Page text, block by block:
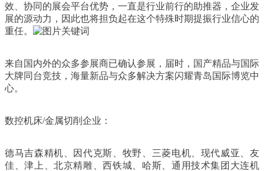
效、协同的展会平台优势，一直是行业前行的助推器，企业发
展的源动力，因此也将担负起在这个特殊时期提振行业信心的
重任。
来自国内外的众多参展商已确认参展，届时，国产精品与国际
大牌同台竞技，海量新品与众多解决方案闪耀青岛国际博览中
心。
数控机床/金属切削企业：
德马吉森精机、因代克斯、牧野、三菱电机、现代威亚、友
佳、津上、北京精雕、西铁城、哈斯、通用技术集团大连机